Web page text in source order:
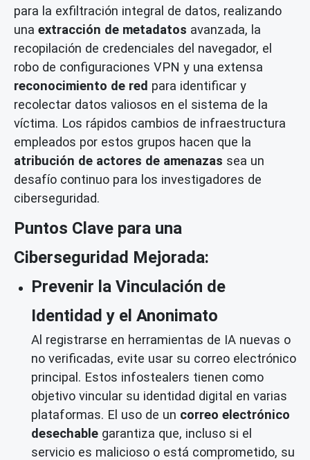
para la exfiltración integral de datos, realizando
una extracción de metadatos avanzada, la
recopilación de credenciales del navegador, el
robo de configuraciones VPN y una extensa
reconocimiento de red para identificar y
recolectar datos valiosos en el sistema de la
víctima. Los rápidos cambios de infraestructura
empleados por estos grupos hacen que la
atribución de actores de amenazas sea un
desafío continuo para los investigadores de
ciberseguridad.
Puntos Clave para una
Ciberseguridad Mejorada:
Prevenir la Vinculación de
Identidad y el Anonimato
Al registrarse en herramientas de IA nuevas o
no verificadas, evite usar su correo electrónico
principal. Estos infostealers tienen como
objetivo vincular su identidad digital en varias
plataformas. El uso de un correo electrónico
desechable garantiza que, incluso si el
servicio es malicioso o está comprometido, su